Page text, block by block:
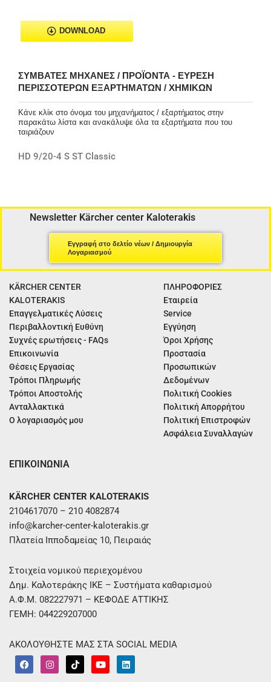
DOWNLOAD
ΣΥΜΒΑΤΈΣ ΜΗΧΑΝΈΣ / ΠΡΟΪΌΝΤΑ - ΕΎΡΕΣΗ
ΠΕΡΙΣΣΌΤΕΡΩΝ ΕΞΑΡΤΗΜΆΤΩΝ / ΧΗΜΙΚΏΝ
Κάνε κλίκ στο όνομα του μηχανήματος / εξαρτήματος στην
παρακάτω λίστα και ανακάλυψε όλα τα εξαρτήματα που του
ταιριάζουν
HD 9/20-4 S ST Classic
Newsletter Kärcher center Kaloterakis
Εγγραφή στο δελτίο νέων / Δημιουργία
Λογαριασμού
KÄRCHER CENTER
KALOTERAKIS
Επαγγελματικές Λύσεις
Περιβαλλοντική Ευθύνη
Συχνές ερωτήσεις - FAQs
Επικοινωνία
Θέσεις Εργασίας
Τρόποι Πληρωμής
Τρόποι Αποστολής
Ανταλλακτικά
Ο λογαριασμός μου
ΠΛΗΡΟΦΟΡΙΕΣ
Εταιρεία
Service
Εγγύηση
Όροι Χρήσης
Προστασία
Προσωπικών
Δεδομένων
Πολιτική Cookies
Πολιτική Απορρήτου
Πολιτική Επιστροφών
Ασφάλεια Συναλλαγών
ΕΠΙΚΟΙΝΩΝΙΑ
KÄRCHER CENTER KALOTERAKIS
2104617070 – 210 4082874
info@karcher-center-kaloterakis.gr
Πλατεία Ιπποδαμείας 10, Πειραιάς
Στοιχεία νομικού περιεχομένου
Δημ. Καλοτεράκης ΙΚΕ – Συστήματα καθαρισμού
Α.Φ.Μ. 082227971 – ΚΕΦΟΔΕ ΑΤΤΙΚΗΣ
ΓΕΜΗ: 044229207000
ΑΚΟΛΟΥΘΗΣΤΕ ΜΑΣ ΣΤΑ SOCIAL MEDIA
F
a
I
n
T
i
Y
o
L
i